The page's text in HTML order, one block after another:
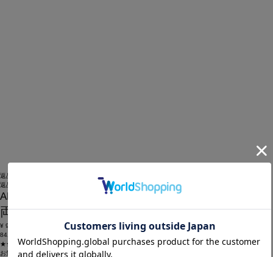
返品可
返品について
ADIEU TRISTESSE
両サイドお花ブローチ
¥ 9,240
84ポイント還元 (BIGIポイント)
★★★★★ 1件のレビュー
お気に入りアイテム登録数： 22